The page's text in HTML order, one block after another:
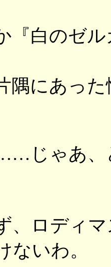
『白のゼ
隅にあっ
……じゃあ
、ロディ
ないわ。